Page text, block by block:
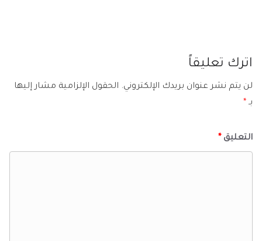
اترك تعليقاً
لن يتم نشر عنوان بريدك الإلكتروني. الحقول الإلزامية مشار إليها
بـ *
التعليق *